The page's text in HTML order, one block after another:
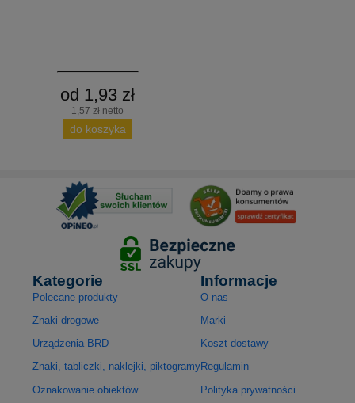
od 1,93 zł
1,57 zł netto
do koszyka
Kategorie
Polecane produkty
Znaki drogowe
Urządzenia BRD
Znaki, tabliczki, naklejki, piktogramy
Oznakowanie obiektów
Informacje
O nas
Marki
Koszt dostawy
Regulamin
Polityka prywatności